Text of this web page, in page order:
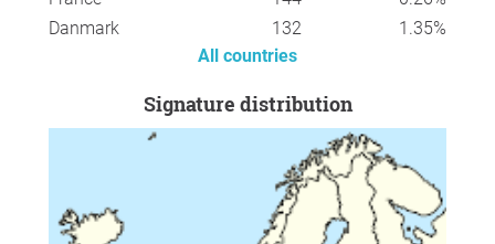
error si el Reglamento de la UE realmente tiene como
objetivo mejorar la salud de las plantas.
cancelado sus tiendas web, sino que también han cesado
su actividad. Sin tiendas web, - la venta de semillas de
tomate y frijol en particular, denominadas "diplomáticas
de la diversidad" debido a su importancia y
atractividad - el cultivo de numerosas variedades y
muchas otras especies se reduciría a una fracción de lo
Danmark
132
1.35%
All countries
Signature distribution